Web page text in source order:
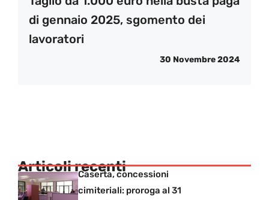
di gennaio 2025, sgomento dei
lavoratori
30 Novembre 2024
Articoli recenti
Caserta, concessioni
cimiteriali: proroga al 31